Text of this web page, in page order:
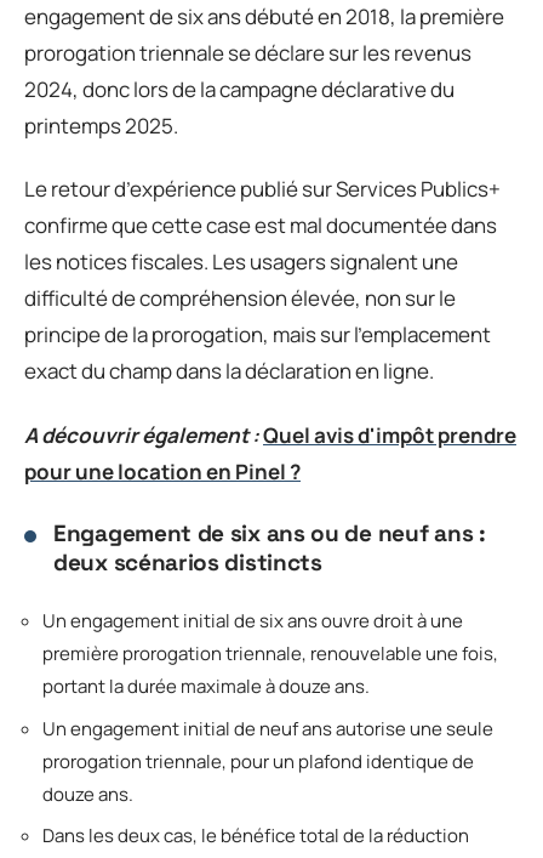
engagement de six ans débuté en 2018, la première
prorogation triennale se déclare sur les revenus
2024, donc lors de la campagne déclarative du
printemps 2025.
Le retour d’expérience publié sur Services Publics+
confirme que cette case est mal documentée dans
les notices fiscales. Les usagers signalent une
difficulté de compréhension élevée, non sur le
principe de la prorogation, mais sur l’emplacement
exact du champ dans la déclaration en ligne.
A découvrir également :Quel avis d'impôt prendre
pour une location en Pinel ?
Engagement de six ans ou de neuf ans :
deux scénarios distincts
Un engagement initial de six ans ouvre droit à une
première prorogation triennale, renouvelable une fois,
portant la durée maximale à douze ans.
Un engagement initial de neuf ans autorise une seule
prorogation triennale, pour un plafond identique de
douze ans.
Dans les deux cas, le bénéfice total de la réduction